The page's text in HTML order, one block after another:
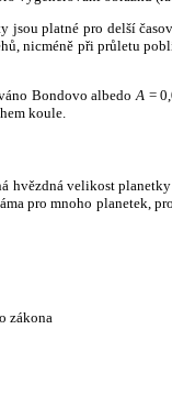
jsou platné pro delší
nicméně při průletu
Bondovo albedo A =
koule.
velikost
pro mnoho planetek,
zákona